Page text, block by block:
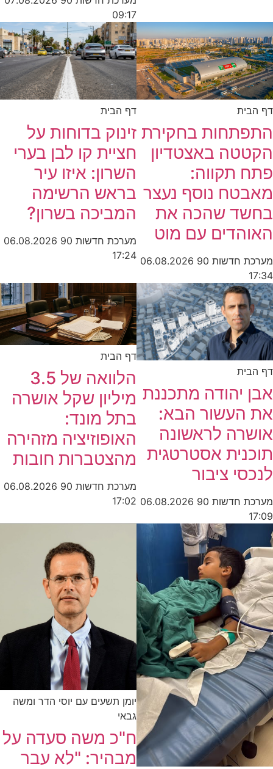
09:17
דף הבית
התפתחות בחקירת
הקטטה באצטדיון
פתח תקווה:
מאבטח נוסף נעצר
בחשד שהכה את
האוהדים עם מוט
מערכת חדשות 90
06.08.2026
17:34
דף הבית
זינוק בדוחות על
חציית קו לבן בערי
השרון: איזו עיר
בראש הרשימה
המביכה בשרון?
מערכת חדשות 90
06.08.2026
17:24
דף הבית
אבן יהודה מתכננת
את העשור הבא:
אושרה לראשונה
תוכנית אסטרטגית
לנכסי ציבור
מערכת חדשות 90
06.08.2026
17:09
דף הבית
הלוואה של 3.5
מיליון שקל אושרה
בתל מונד:
האופוזיציה מזהירה
מהצטברות חובות
מערכת חדשות 90
06.08.2026
17:02
יומן תשעים עם יוסי הדר ומשה
גבאי
ח"כ משה סעדה על
מבהיר: "לא עבר